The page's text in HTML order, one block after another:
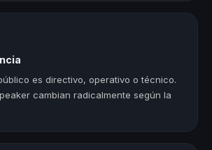
es directivo, operativo o técnico.
cambian radicalmente según la